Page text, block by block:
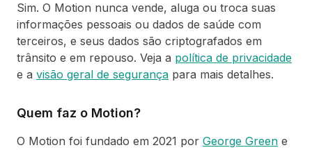
Sim. O Motion nunca vende, aluga ou troca suas
informações pessoais ou dados de saúde com
terceiros, e seus dados são criptografados em
trânsito e em repouso. Veja a política de privacidade
e a visão geral de segurança para mais detalhes.
Quem faz o Motion?
O Motion foi fundado em 2021 por George Green e